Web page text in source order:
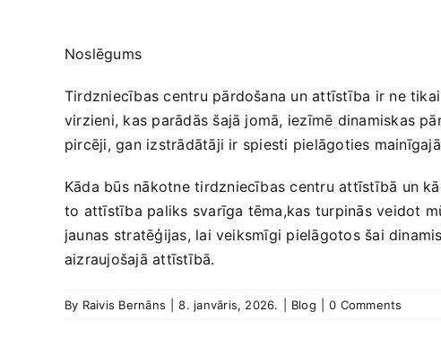
Noslēgums
Tirdzniecības​ centru ‍pārdošana un attīstība ir ​ne‌
virzieni, kas parādās šajā jomā, iezīmē dinamiskas
pircēji, gan‌ izstrādātāji ir spiesti pielāgoties
Kāda būs nākotne tirdzniecības centru attīstībā un
to attīstība paliks svarīga tēma,kas‍ turpinās ​veidot⁢
jaunas ⁣stratēģijas, lai veiksmīgi pielāgotos šai
aizraujošajā attīstībā.
By Raivis Bernāns 8. janvāris, 2026. Blog 0 Comments